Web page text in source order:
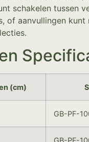
schakelen tussen
of aanvullingen kunt
(cm)
GB-PF-
GB-PF-